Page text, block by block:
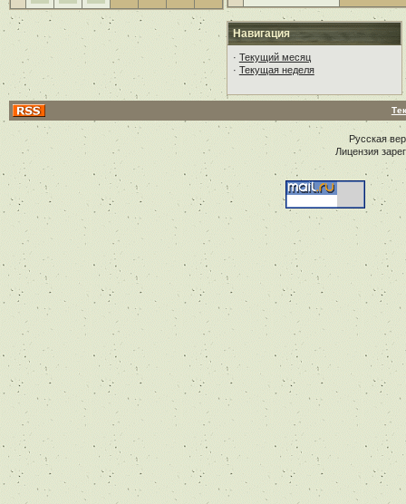
Навигация
· Текущий месяц
· Текущая неделя
Русская
Лицензия